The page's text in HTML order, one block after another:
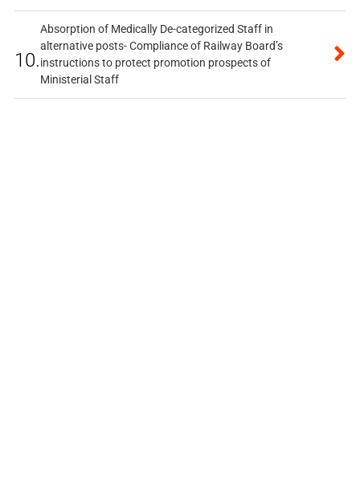
10.
Absorption of Medically De-categorized Staff in
alternative posts- Compliance of Railway Board’s
instructions to protect promotion prospects of
Ministerial Staff